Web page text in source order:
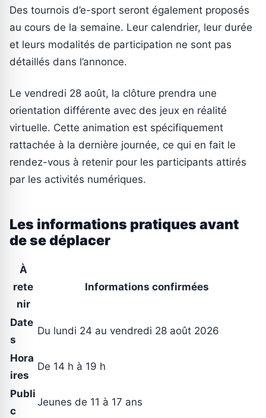
Des tournois d’e-sport seront également proposés
au cours de la semaine. Leur calendrier, leur durée
et leurs modalités de participation ne sont pas
détaillés dans l’annonce.
Le vendredi 28 août, la clôture prendra une
orientation différente avec des jeux en réalité
virtuelle. Cette animation est spécifiquement
rattachée à la dernière journée, ce qui en fait le
rendez-vous à retenir pour les participants attirés
par les activités numériques.
Les informations pratiques avant
de se déplacer
À
rete
nir
Informations confirmées
Date
s
Du lundi 24 au vendredi 28 août 2026
Hora
ires
De 14 h à 19 h
Publi
c
Jeunes de 11 à 17 ans